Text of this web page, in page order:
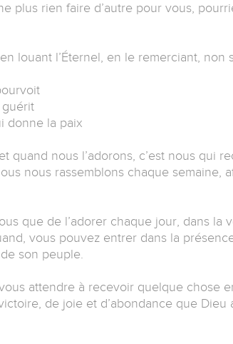
plus rien faire d’autre pour vous,
louant l’Éternel, en le remerciant, non
donne la paix
quand nous l’adorons, c’est nous qui
nous rassemblons chaque semaine,
que de l’adorer chaque jour, dans la
vous pouvez entrer dans la
son peuple.
attendre à recevoir quelque chose
de joie et d’abondance que Dieu